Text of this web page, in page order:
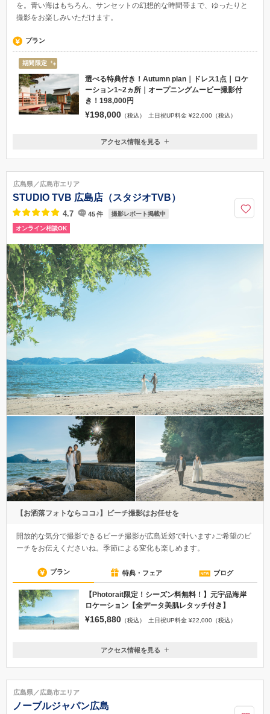
を。青い海はもちろん、サンセットの幻想的な時間帯まで、ゆったりと
撮影をお楽しみいただけます。
プラン
期間限定
選べる特典付き！Autumn plan｜ドレス1点｜ロケ
ーション1~2ヵ所｜オープニングムービー撮影付
き！198,000円
¥198,000 （税込） 土日祝UP料金 ¥22,000（税込）
広島県広島市中区上八丁堀5-24中国無電ビル301
前」電停より徒歩3分。
070-1560-9938
アクセス情報を見る
広島県／広島市エリア
STUDIO TVB 広島店（スタジオTVB）
4.7 45件 撮影レポート掲載中
オンライン相談OK
【お洒落フォトならココ♪】ビーチ撮影はお任せを
開放的な気分で撮影できるビーチ撮影が広島近郊で叶います♪ご希望のビ
ーチをお伝えくださいね。季節による変化も楽しめます。
プラン 特典・フェア ブログ
【Photorait限定！シーズン料無料！】元宇品海岸
ロケーション【全データ美肌レタッチ付き】
¥165,880 （税込） 土日祝UP料金 ¥22,000（税込）
広島県広島市中区大手町2丁目8番2号 フージャース広島大手町ビル 7F
3分】提携の駐車場はご用意がございません。近隣の時間貸し駐車場等をご
利用ください。
アクセス情報を見る
広島県／広島市エリア
ノーブルジャパン広島